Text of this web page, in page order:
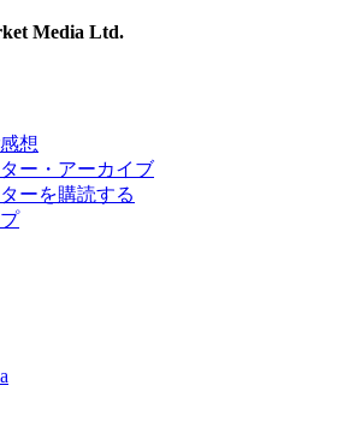
Media Ltd.
想
ー・アーカイブ
ーを購読する